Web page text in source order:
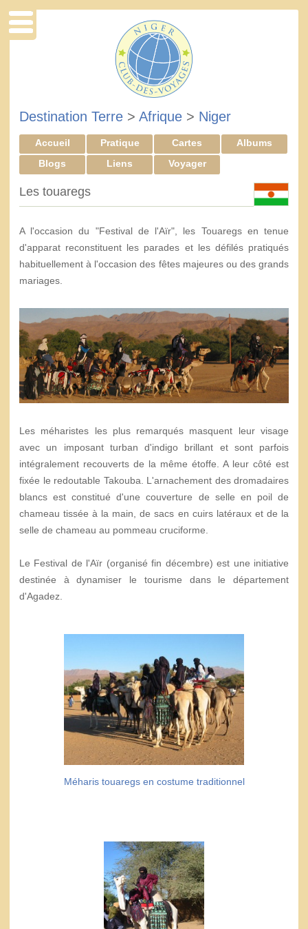
Destination Terre > Afrique > Niger
Accueil Pratique Cartes
Albums
Blogs
Liens Voyager
Les touaregs
A l'occasion du "Festival de l'Aïr", les Touaregs en tenue
d'apparat reconstituent les parades et les défilés pratiqués
habituellement à l'occasion des fêtes majeures ou des grands
mariages.
Les méharistes les plus remarqués masquent leur visage
avec un imposant turban d'indigo brillant et sont parfois
intégralement recouverts de la même étoffe. A leur côté est
fixée le redoutable Takouba. L'arnachement des dromadaires
blancs est constitué d'une couverture de selle en poil de
chameau tissée à la main, de sacs en cuirs latéraux et de la
selle de chameau au pommeau cruciforme.
Le Festival de l'Aïr (organisé fin décembre) est une initiative
destinée à dynamiser le tourisme dans le département
d'Agadez.
Méharis touaregs en costume traditionnel